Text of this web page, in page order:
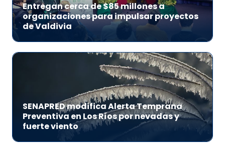
Entregan cerca de $85 millones a
organizaciones para impulsar proyectos
de Valdivia
SENAPRED modifica Alerta Temprana
Preventiva en Los Ríos por nevadas y
fuerte viento